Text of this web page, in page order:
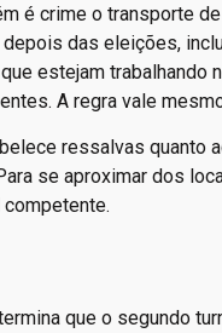
é crime o transporte
das eleições,
estejam
A regra vale
ressalvas quanto
se aproximar dos
que o segundo